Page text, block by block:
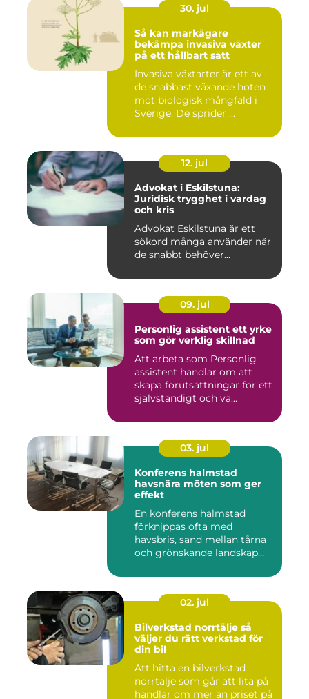
30. jul
Så kan markägare
bekämpa invasiva växter
på ett hållbart sätt
Invasiva växtarter är ett av
de snabbast växande hoten
mot biologisk mångfald i
Sverige. De sprider ...
12. jul
Advokat i Eskilstuna:
Juridisk trygghet i vardag
och kris
Advokat Eskilstuna är ett
sökord många använder när
de snabbt behöver...
09. jul
Personlig assistent ett yrke
som gör verklig skillnad
Att arbeta som Personlig
assistent handlar om att
skapa förutsättningar för ett
självständigt och vä...
03. jul
Konferens halmstad
havsnära möten som ger
effekt
En konferens halmstad
förknippas ofta med
havsbris, sand mellan tårna
och grönskande landskap
02. jul
Bilverkstad norrtälje så
väljer du rätt verkstad för
din bil
Att hitta en bilverkstad
norrtälje som går att lita på
handlar om mer än priset på